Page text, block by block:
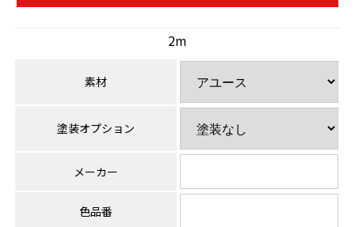
2m
素材
塗装オプション
メーカー
色品番